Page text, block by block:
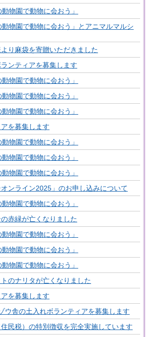
物園で動物に会おう」
物園で動物に会おう」とアニマルマルシ
り麻袋を寄贈いただきました
ンティアを募集します
物園で動物に会おう」
物園で動物に会おう」
物園で動物に会おう」
を募集します
物園で動物に会おう」
物園で動物に会おう」
物園で動物に会おう」
オンライン2025」のお申し込みについて
物園で動物に会おう」
赤緑が亡くなりました
物園で動物に会おう」
物園で動物に会おう」
物園で動物に会おう」
のナリタが亡くなりました
を募集します
舎の土入れボランティアを募集します
民税）の特別徴収を完全実施しています